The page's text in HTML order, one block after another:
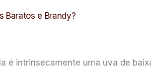
Baratos e Brandy?
é intrinsecamente uma uva de